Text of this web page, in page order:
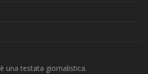
è una testata giornalistica.